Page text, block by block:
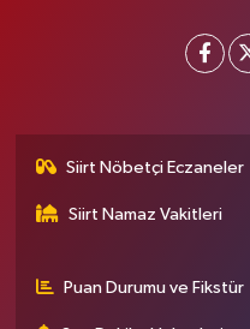
Siirt Nöbetçi Eczaneler
Siirt Namaz Vakitleri
Puan Durumu ve Fikstür